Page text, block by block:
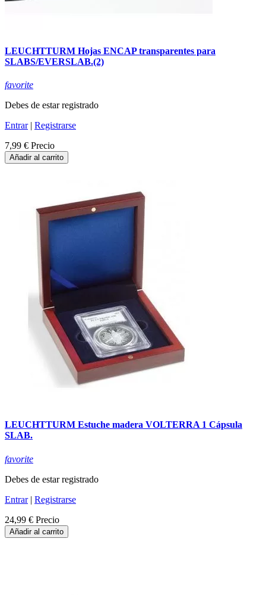
LEUCHTTURM Hojas ENCAP transparentes para
SLABS/EVERSLAB.(2)
favorite
Debes de estar registrado
Entrar| Registrarse
7,99 € Precio
Añadir al carrito
LEUCHTTURM Estuche madera VOLTERRA 1 Cápsula
SLAB.
favorite
Debes de estar registrado
Entrar| Registrarse
24,99 € Precio
Añadir al carrito